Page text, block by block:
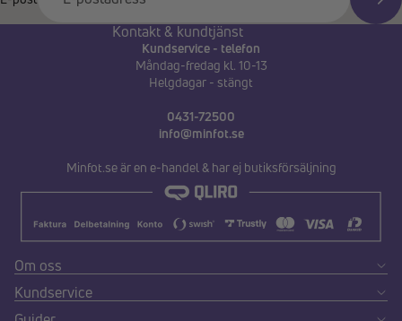
Kontakt & kundtjänst
Kundservice - telefon
Måndag-fredag kl. 10-13
Helgdagar - stängt
0431-72500
info@minfot.se
Minfot.se är en e-handel & har ej butiksförsäljning
Om oss
Kundservice